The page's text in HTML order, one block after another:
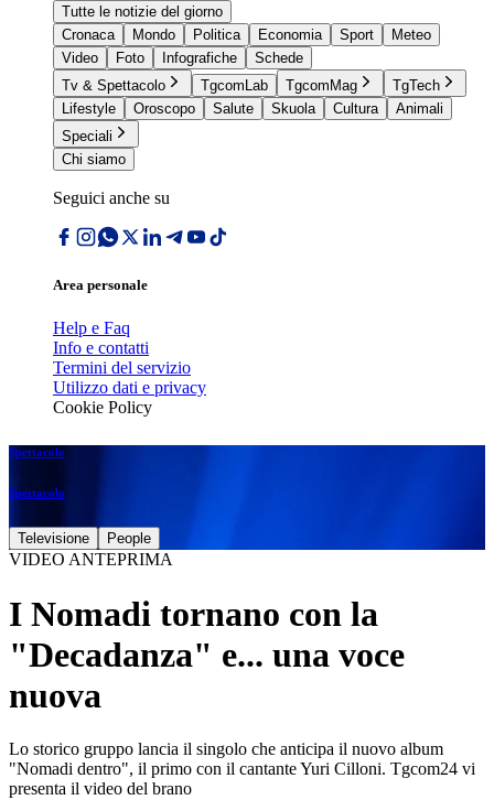
Tutte le notizie del giorno
Cronaca
Mondo Politica Economia Sport
Meteo
Video
Foto Infografiche
Schede
Tv & Spettacolo
TgcomLab TgcomMag
TgTech
Lifestyle
Oroscopo Salute Skuola Cultura
Animali
Speciali
Chi siamo
Seguici anche su
Area personale
Help e Faq
Info e contatti
Termini del servizio
Utilizzo dati e privacy
Cookie Policy
Spettacolo
Spettacolo
Televisione People
VIDEO ANTEPRIMA
I Nomadi tornano con la
"Decadanza" e... una voce
nuova
Lo storico gruppo lancia il singolo che anticipa il nuovo album
"Nomadi dentro", il primo con il cantante Yuri Cilloni. Tgcom24 vi
presenta il video del brano